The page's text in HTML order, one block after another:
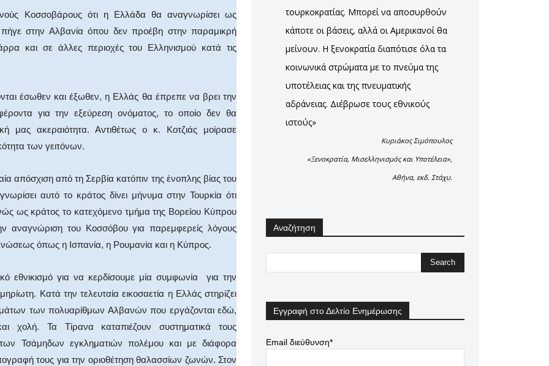
Κοσσοβάρους ότι η Ελλάδα θα αναγνωρίσει ως
στην Αλβανία όπου δεν προέβη στην παραμικρή
και σε άλλες περιοχές του Ελληνισμού κατά τις
έσωθεν και έξωθεν, η Ελλάς θα έπρεπε να βρει την
για την εξεύρεση ονόματος, το οποίο δεν θα
μας ακεραιότητα. Αντιθέτως ο κ. Κοτζιάς μοίρασε
των γειτόνων.
απόσχιση από τη Σερβία κατόπιν της ένοπλης βίας του
αυτό το κράτος δίνει μήνυμα στην Τουρκία ότι
ως κράτος το κατεχόμενο τμήμα της Βορείου Κύπρου
αναγνώριση του Κοσσόβου για παρεμφερείς λόγους
όπως η Ισπανία, η Ρουμανία και η Κύπρος.
εθνικισμό για να κερδίσουμε μία συμφωνία για την
Κατά την τελευταία εικοσαετία η Ελλάς στηρίζει
των πολυαρίθμων Αλβανών που εργάζονται εδώ,
Τα Τίρανα καταπιέζουν συστηματικά τους
Τσάμηδων εγκληματιών πολέμου και με διάφορα
τους για την οριοθέτηση θαλασσίων ζωνών. Στον
τουρκοκρατίας. Μπορεί να αποσυρθούν
κάποτε οι βάσεις, αλλά οι Αμερικανοί θα
μείνουν. Η ξενοκρατία διαπότισε όλα τα
κοινωνικά στρώματα με το πνεύμα της
υποτέλειας και της πνευματικής
αδράνειας. Διέβρωσε τους εθνικούς
ιστούς»
Κυριάκος Σιμόπουλος
«Ξενοκρατία, Μισελληνισμός και Υποτέλεια»,
Αθήνα, εκδ. Στάχυ.
Αναζήτηση
Εγγραφή στο Δελτίο Ενημέρωσης
Email διεύθυνση*